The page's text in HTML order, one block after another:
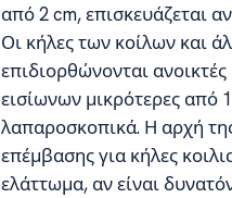
από 2 cm, επισκευάζεται
Οι κήλες των κοίλων και
επιδιορθώνονται
εισίωνων μικρότερες από
λαπαροσκοπικά. Η αρχή
επέμβασης για κήλες
ελάττωμα, αν είναι